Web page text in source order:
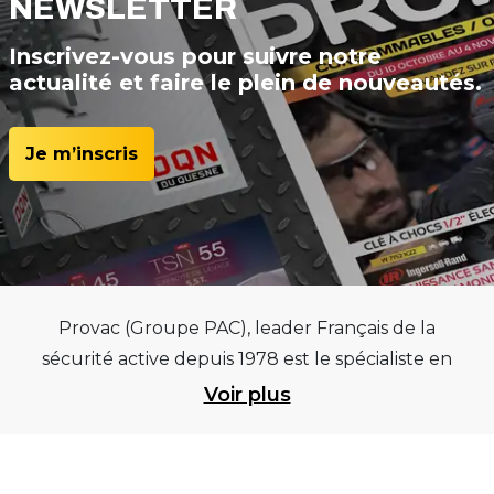
NEWSLETTER
Inscrivez-vous pour suivre notre
actualité et faire le plein de nouveautés.
Je m’inscris
Provac (Groupe PAC), leader Français de la
sécurité active depuis 1978 est le spécialiste en
équipements pour garages et centres
Voir plus